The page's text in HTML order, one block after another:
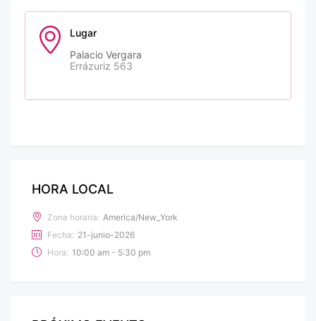
Lugar
Palacio Vergara
Errázuriz 563
HORA LOCAL
Zona horaria: America/New_York
Fecha: 21-junio-2026
Hora: 10:00 am - 5:30 pm